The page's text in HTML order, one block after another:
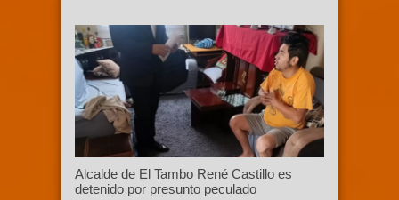
Alcalde de El Tambo René Castillo es
detenido por presunto peculado